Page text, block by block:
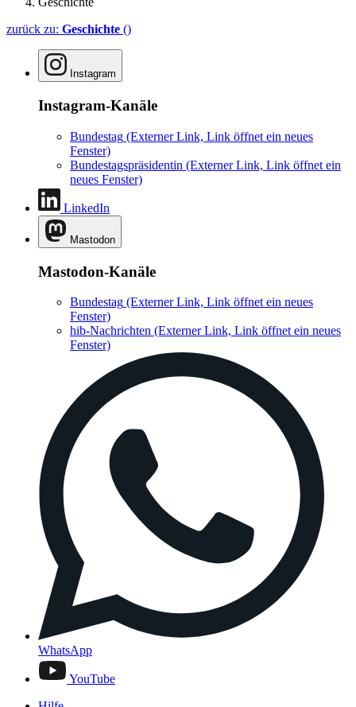
zurück zu: Geschichte ()
Instagram
Instagram-Kanäle
Bundestag (Externer Link, Link öffnet ein neues
Fenster)
Bundestagspräsidentin (Externer Link, Link öffnet ein
neues Fenster)
LinkedIn
Mastodon
Mastodon-Kanäle
Bundestag (Externer Link, Link öffnet ein neues
Fenster)
hib-Nachrichten (Externer Link, Link öffnet ein neues
Fenster)
WhatsApp
YouTube